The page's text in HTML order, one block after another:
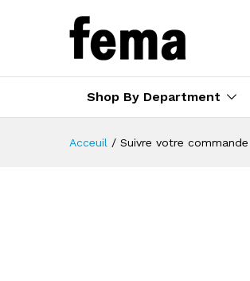
Shop By Department
Acceuil / Suivre votre commande